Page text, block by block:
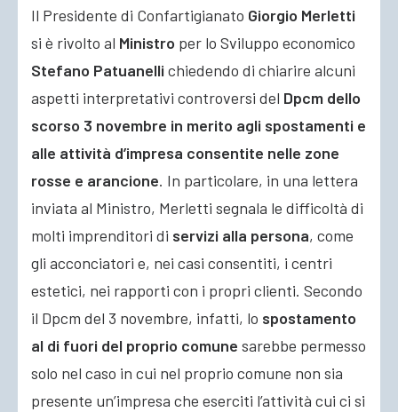
Il Presidente di Confartigianato Giorgio Merletti
si è rivolto al Ministro per lo Sviluppo economico
Stefano Patuanelli chiedendo di chiarire alcuni
aspetti interpretativi controversi del Dpcm dello
scorso 3 novembre in merito agli spostamenti e
alle attività d’impresa consentite nelle zone
rosse e arancione. In particolare, in una lettera
inviata al Ministro, Merletti segnala le difficoltà di
molti imprenditori di servizi alla persona, come
gli acconciatori e, nei casi consentiti, i centri
estetici, nei rapporti con i propri clienti. Secondo
il Dpcm del 3 novembre, infatti, lo spostamento
al di fuori del proprio comune sarebbe permesso
solo nel caso in cui nel proprio comune non sia
presente un’impresa che eserciti l’attività cui ci si